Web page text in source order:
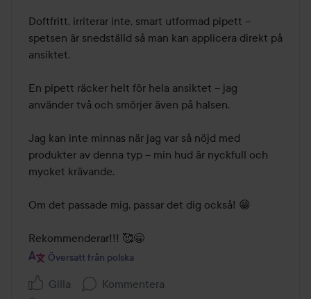
Doftfritt, irriterar inte, smart utformad pipett –
spetsen är snedställd så man kan applicera direkt på
ansiktet.
En pipett räcker helt för hela ansiktet – jag
använder två och smörjer även på halsen.
Jag kan inte minnas när jag var så nöjd med
produkter av denna typ – min hud är nyckfull och
mycket krävande.
Om det passade mig, passar det dig också! 😁
Rekommenderar!!! 🥰😁
Översatt från polska
Gilla Kommentera